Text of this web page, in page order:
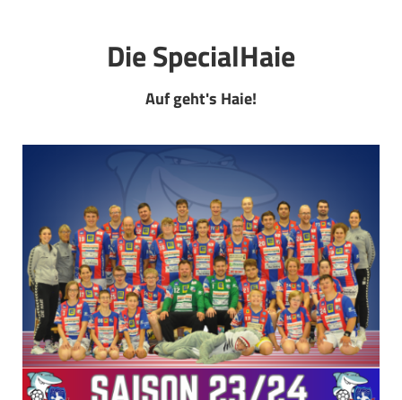
DIE HAIE I Intern
Partner
Die SpecialHaie
Auf geht's Haie!